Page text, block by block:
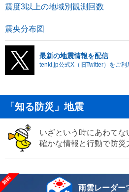
震度3以上の地域別観測回数
震央分布図
最新の地震情報を配信
tenki.jp公式X（旧Twitter）をご利
「知る防災」地震
いざという時にあわてな
確かな情報と行動で防災
雨雲レーダー